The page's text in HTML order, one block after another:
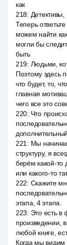
как
218:
Теперь
можем найти
могли бы
быть
219: Людьми,
Поэтому здесь
что будет, то,
главная
чего все это
220: Что
221 : Мы
структуру, я
берём какой-то
или какого-то
222: Скажите
этапа, 4 этапа.
223: Это есть в
произведении,
любой книге,
Когда мы видим